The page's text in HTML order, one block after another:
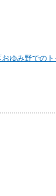
おゆみ野でのト